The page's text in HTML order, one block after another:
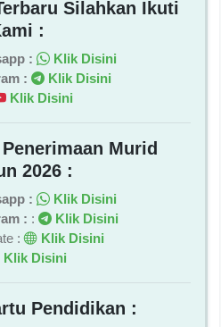
Silahkan Ikuti
:
:
Klik Disini
:
Klik Disini
Klik Disini
Murid
2026 :
:
Klik Disini
: :
Klik Disini
:
Klik Disini
Klik Disini
Pendidikan :